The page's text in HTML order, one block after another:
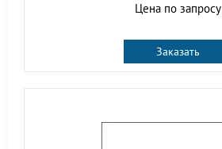
Цена по запросу
Заказать